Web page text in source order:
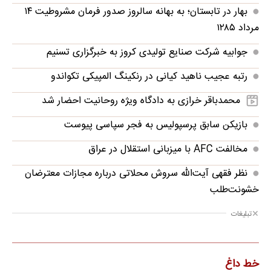
بهار در تابستان؛ به بهانه سالروز صدور فرمان مشروطیت ۱۴
مرداد ۱۲۸۵
جوابیه شرکت صنایع تولیدی کروز به خبرگزاری تسنیم
رتبه عجیب ناهید کیانی در رنکینگ المپیکی تکواندو
محمدباقر خرازی به دادگاه ویژه روحانیت احضار شد
بازیکن سابق پرسپولیس به فجر سپاسی پیوست
مخالفت AFC با میزبانی استقلال در عراق
نظر فقهی آیت‌الله سروش محلاتی درباره مجازات معترضان
خشونت‌طلب
تبلیغات
خط داغ